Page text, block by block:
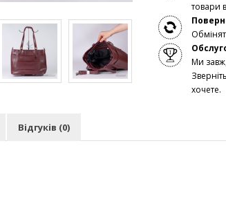
товари
Ми
хочете.
Відгуків (0)